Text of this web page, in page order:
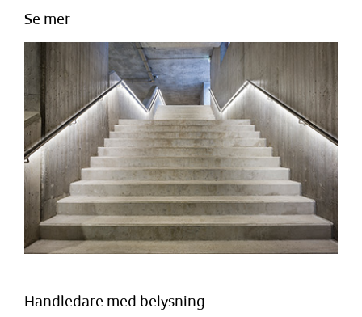
Se mer
Handledare med belysning